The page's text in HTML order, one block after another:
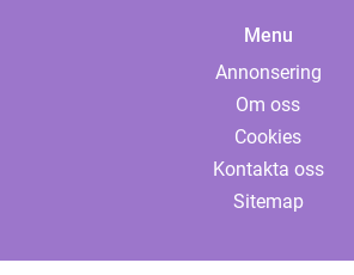
Menu
Annonsering
Om oss
Cookies
Kontakta oss
Sitemap